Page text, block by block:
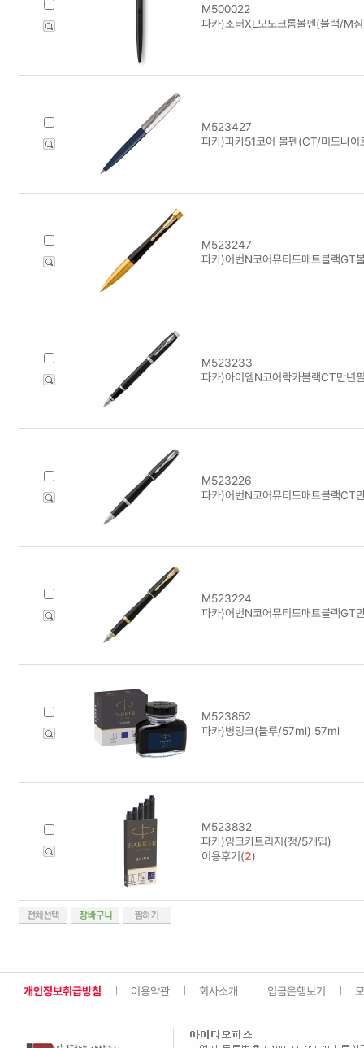
M500022
파카)조터XL모노크롬볼펜(블랙/M
M523427
파카)파카51코어 볼펜(CT/미드나
M523247
파카)어번N코어뮤티드매트블랙GT
M523233
파카)아이엠N코어락카블랙CT만년
M523226
파카)어번N코어뮤티드매트블랙CT
M523224
파카)어번N코어뮤티드매트블랙GT
M523852
파카)병잉크(블루/57ml) 57ml
M523832
파카)잉크카트리지(청/5개입)
이용후기(2)
개인정보취급방침 이용약관 회사소개 입금은행보기